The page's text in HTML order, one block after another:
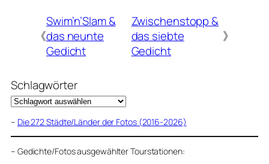
《
Swim’n’Slam &
das neunte
Gedicht
Zwischenstopp &
das siebte
Gedicht
》
Schlagwörter
– Die 272 Städte/Länder der Fotos (2016-2026)
– Gedichte/Fotos ausgewählter Tourstationen: